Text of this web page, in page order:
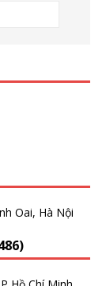
Oai, Hà Nội